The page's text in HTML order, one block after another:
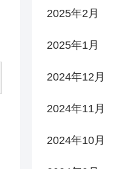
2025年2月
2025年1月
2024年12月
2024年11月
2024年10月